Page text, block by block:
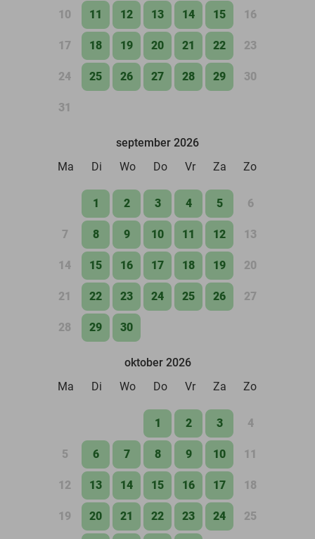
10 11 12 13 14 15 16
17 18 19 20 21 22 23
24 25 26 27 28 29 30
31
september 2026
Ma
Di Wo Do Vr Za Zo
1 2 3 4 5 6
7 8 9 10 11 12 13
14 15 16 17 18 19 20
21 22 23 24 25 26 27
28 29 30
oktober 2026
Ma
Di Wo Do Vr Za Zo
1 2 3 4
5 6 7 8 9 10 11
12 13 14 15 16 17 18
19 20 21 22 23 24 25